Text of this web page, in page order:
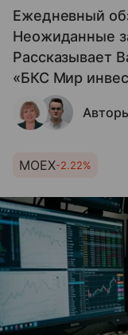
Ежедневный
Неожиданные
Рассказывает
«БКС Мир
MOEX-2.22%